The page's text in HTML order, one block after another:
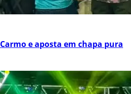
e aposta em chapa pura